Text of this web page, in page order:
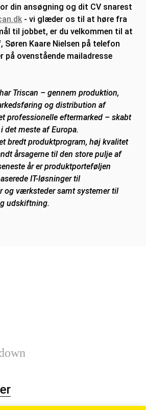
din ansøgning og dit CV snarest
- vi glæder os til at høre fra
til jobbet, er du velkommen til at
Kaare Nielsen på telefon
på ovenstående mailadresse
Triscan – gennem produktion,
og distribution af
professionelle eftermarked – skabt
det meste af Europa.
bredt produktprogram, høj kvalitet
årsagerne til den store pulje af
år er produktporteføljen
IT-løsninger til
og værksteder samt systemer til
udskiftning.